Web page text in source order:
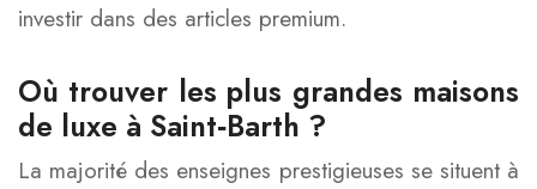
investir dans des articles premium.
Où trouver les plus grandes maisons
de luxe à Saint‑Barth ?
La majorité des enseignes prestigieuses se situent à